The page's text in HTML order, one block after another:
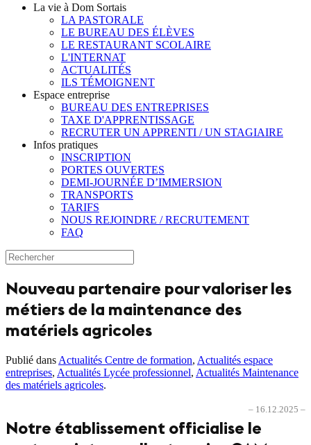
La vie à Dom Sortais
LA PASTORALE
LE BUREAU DES ÉLÈVES
LE RESTAURANT SCOLAIRE
L'INTERNAT
ACTUALITÉS
ILS TÉMOIGNENT
Espace entreprise
BUREAU DES ENTREPRISES
TAXE D'APPRENTISSAGE
RECRUTER UN APPRENTI / UN STAGIAIRE
Infos pratiques
INSCRIPTION
PORTES OUVERTES
DEMI-JOURNÉE D’IMMERSION
TRANSPORTS
TARIFS
NOUS REJOINDRE / RECRUTEMENT
FAQ
Nouveau partenaire pour valoriser les
métiers de la maintenance des
matériels agricoles
Publié dans Actualités Centre de formation, Actualités espace
entreprises, Actualités Lycée professionnel, Actualités Maintenance
des matériels agricoles.
– 16.12.2025 –
Notre établissement officialise le